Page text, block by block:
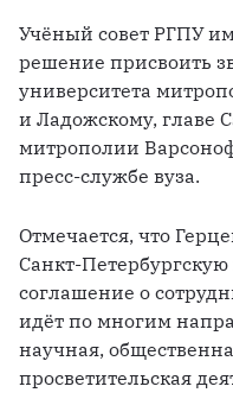
Учёный совет РГПУ
решение присвоить
университета
и Ладожскому, главе
митрополии
пресс-службе вуза.
Отмечается, что
Санкт-
соглашение о
идёт по многим
научная,
просветительская